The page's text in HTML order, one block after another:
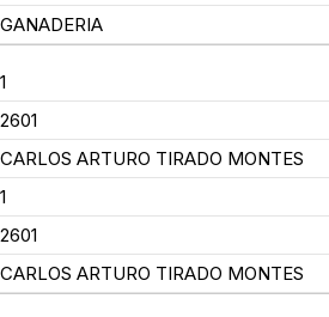
GANADERIA
1
2601
CARLOS ARTURO TIRADO MONTES
1
2601
CARLOS ARTURO TIRADO MONTES